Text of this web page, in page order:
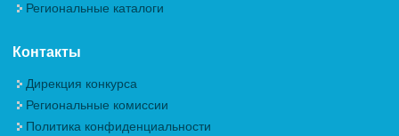
Региональные каталоги
Контакты
Дирекция конкурса
Региональные комиссии
Политика конфиденциальности